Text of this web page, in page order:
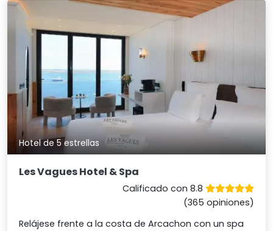
Hotel de 5 estrellas
Les Vagues Hotel & Spa
Calificado con 8.8
(365 opiniones)
Relájese frente a la costa de Arcachon con un spa